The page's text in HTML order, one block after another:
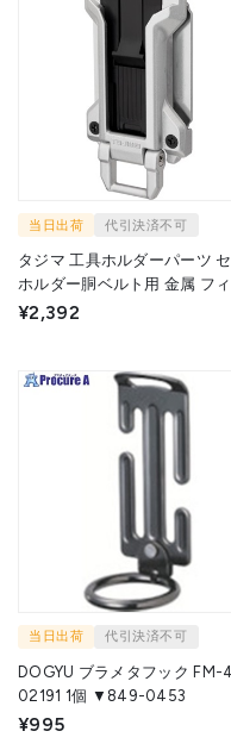
当日出荷 代引決済不可
タジマ 工具ホルダーパーツ
ホルダー胴ベルト用 金属 フィ
¥2,392
当日出荷 代引決済不可
DOGYU ブラメタフック FM-
02191 1個 ▼849-0453
¥995